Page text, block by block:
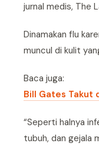
jurnal medis, The
Dinamakan flu
muncul di kulit
Baca juga:
Bill Gates Takut
“Seperti halnya
tubuh, dan gejala